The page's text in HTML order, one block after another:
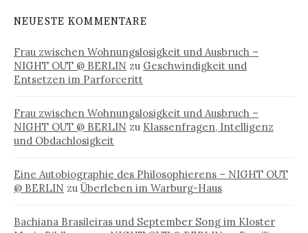
NEUESTE KOMMENTARE
Frau zwischen Wohnungslosigkeit und Ausbruch –
NIGHT OUT @ BERLIN zu Geschwindigkeit und
Entsetzen im Parforceritt
Frau zwischen Wohnungslosigkeit und Ausbruch –
NIGHT OUT @ BERLIN zu Klassenfragen, Intelligenz
und Obdachlosigkeit
Eine Autobiographie des Philosophierens – NIGHT OUT
@ BERLIN zu Überleben im Warburg-Haus
Bachiana Brasileiras und September Song im Kloster